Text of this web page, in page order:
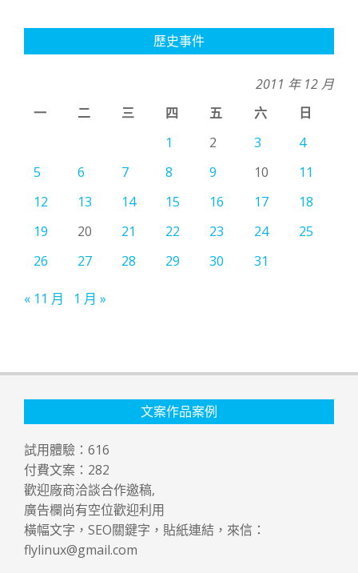
歷史事件
2011 年 12 月
一
二 三 四 五 六
日
1
2 3
4
5
6 7 8 9 10
11
12
13 14 15 16 17
18
19
20 21 22 23 24
25
26
27 28 29 30 31
« 11 月 1 月 »
文案作品案例
試用體驗： 616
付費文案： 282
歡迎廠商洽談合作邀稿,
廣告欄尚有空位歡迎利用
橫幅文字，SEO關鍵字，貼紙連結，來信：
flylinux@gmail.com